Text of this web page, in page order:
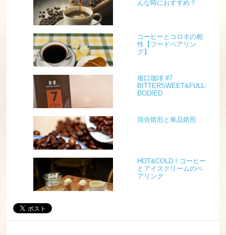
んな時におすすめ？
コーヒーとコロネの相
性【フードペアリン
グ】
堀口珈琲 #7
BITTERSWEET&FULL-
BODIED
混合焙煎と単品焙煎
HOT&COLD！コーヒー
とアイスクリームのペ
アリング